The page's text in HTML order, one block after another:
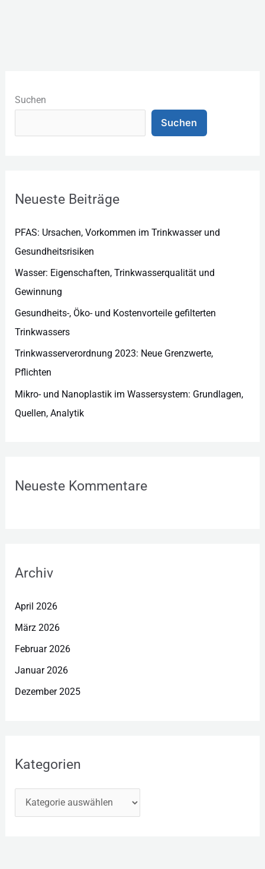
Suchen
Suchen
Neueste Beiträge
PFAS: Ursachen, Vorkommen im Trinkwasser und
Gesundheitsrisiken
Wasser: Eigenschaften, Trinkwasserqualität und
Gewinnung
Gesundheits-, Öko- und Kostenvorteile gefilterten
Trinkwassers
Trinkwasserverordnung 2023: Neue Grenzwerte,
Pflichten
Mikro- und Nanoplastik im Wassersystem: Grundlagen,
Quellen, Analytik
Neueste Kommentare
Archiv
April 2026
März 2026
Februar 2026
Januar 2026
Dezember 2025
Kategorien
a
e
r
e
n